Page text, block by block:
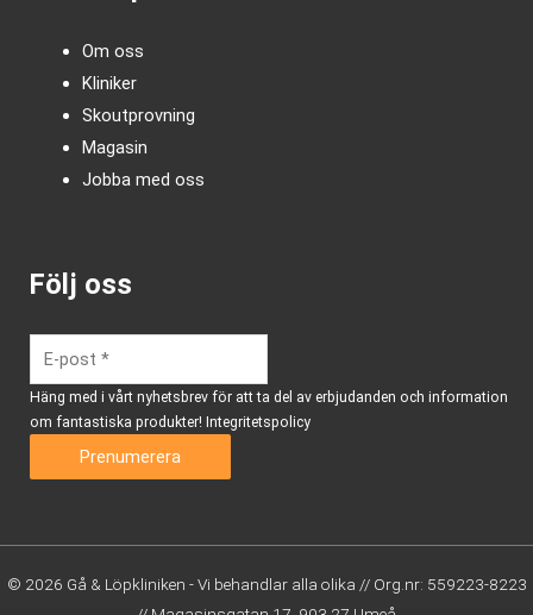
Om oss
Kliniker
Skoutprovning
Magasin
Jobba med oss
Följ oss
Häng med i vårt nyhetsbrev för att ta del av erbjudanden och information
om fantastiska produkter! Integritetspolicy
© 2026 Gå & Löpkliniken - Vi behandlar alla olika // Org.nr: 559223-8223